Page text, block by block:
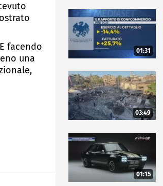
facendo
una
01:31
03:49
01:15